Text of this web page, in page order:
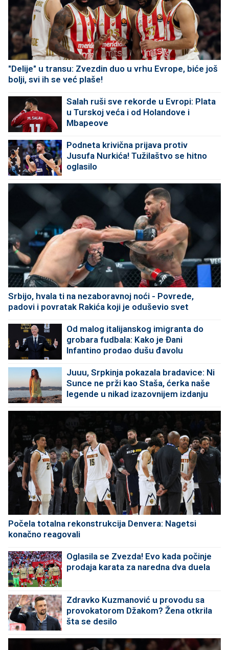
"Delije" u transu: Zvezdin duo u vrhu Evrope, biće još
bolji, svi ih se već plaše!
Salah ruši sve rekorde u Evropi: Plata
u Turskoj veća i od Holandove i
Mbapeove
Podneta krivična prijava protiv
Jusufa Nurkića! Tužilaštvo se hitno
oglasilo
Srbijo, hvala ti na nezaboravnoj noći - Povrede,
padovi i povratak Rakića koji je oduševio svet
Od malog italijanskog imigranta do
grobara fudbala: Kako je Đani
Infantino prodao dušu đavolu
Juuu, Srpkinja pokazala bradavice: Ni
Sunce ne prži kao Staša, ćerka naše
legende u nikad izazovnijem izdanju
Počela totalna rekonstrukcija Denvera: Nagetsi
konačno reagovali
Oglasila se Zvezda! Evo kada počinje
prodaja karata za naredna dva duela
Zdravko Kuzmanović u provodu sa
provokatorom Džakom? Žena otkrila
šta se desilo